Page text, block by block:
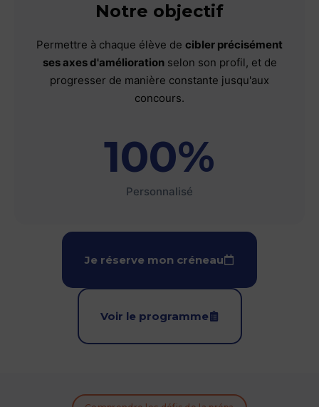
Notre objectif
Permettre à chaque élève de cibler précisément
ses axes d'améliorationselon son profil, et de
progresser de manière constante jusqu'aux
concours.
100%
Personnalisé
Je réserve mon créneau
Voir le programme